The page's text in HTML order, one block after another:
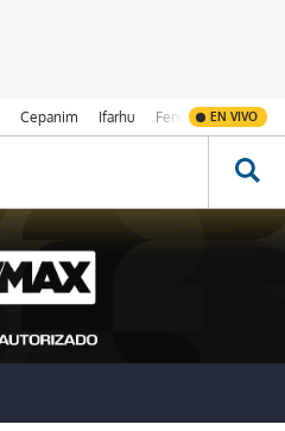
Cepanim Ifarhu Fenómeno de El
EN VIVO